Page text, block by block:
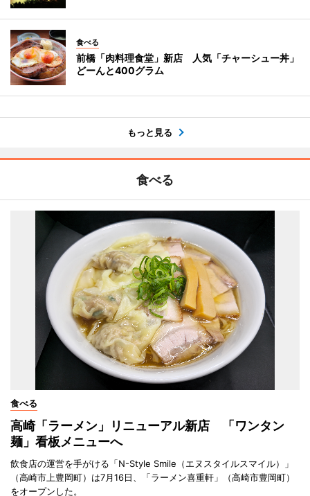
食べる
前橋「肉料理食堂」新店 人気「チャーシュー丼」
どーんと400グラム
もっと見る
食べる
食べる
高崎「ラーメン」リニューアル新店 「ワンタン
麺」看板メニューへ
飲食店の運営を手がける「N-Style Smile（エヌスタイルスマイル）」
（高崎市上豊岡町）は7月16日、「ラーメン喜重軒」（高崎市豊岡町）
をオープンした。